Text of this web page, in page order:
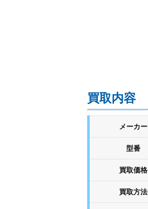
買取内容
メーカー
型番
買取価格
買取方法